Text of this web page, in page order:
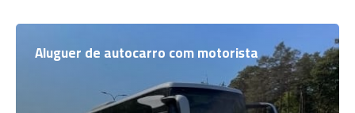
Aluguer de autocarro com motorista